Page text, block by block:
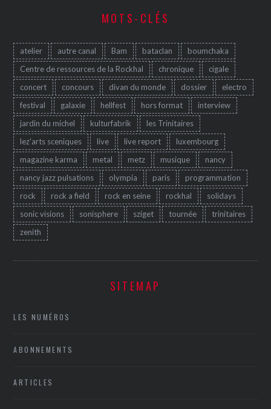
MOTS-CLÉS
atelier autre canal Bam bataclan
boumchaka
Centre de ressources de la Rockhal
chronique
cigale
concert
concours divan du monde dossier
electro
festival
galaxie hellfest hors format
interview
jardin du michel
kulturfabrik
les Trinitaires
lez'arts sceniques
live live report
luxembourg
magazine karma
metal metz musique
nancy
nancy jazz pulsations
olympia paris
programmation
rock
rock a field rock en seine rockhal
solidays
sonic visions
sonisphere sziget tournée
trinitaires
zenith
SITEMAP
LES NUMÉROS
ABONNEMENTS
ARTICLES